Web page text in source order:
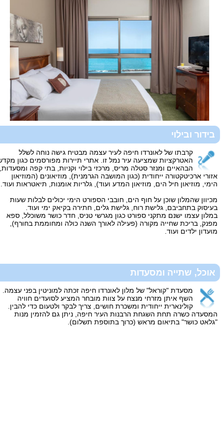
בידור ובילוי
קרבתו של לאונרדו חיפה לעיר עצמה מבטיח גישה נוחה לשלל
האטרקציות שמציעה עיר נמל זו. אתרי תיירות מפורסמים כגון מקדש
הבהאיים ומנזר סטלה מריס, מרכזי בילוי וקניות, בתי קפה ומסעדות,
אזורי ארכיטקטורה ייחודית (כגון המושבה הגרמנית), מוזיאונים (המוזיאון
הימי, מוזיאון חיל הים, מוזיאון המדע ועוד), גלריות אומנות, תיאטראות ועוד.
מכיוון שהמלון שוכן על חוף הים, חובבי הספורט הימי יכולים לבלות שעות
בעיסוק בתחביבם, גלישת רוח, גלישת גלים, חתירה בקיאק ימי ועוד.
במלון עצמו ישנם מתקני ספורט כגון מגרשי טניס, חדר כושר משוכלל, ספא
מפנק, בריכת שחייה מקורה (פעילה לאורך השנה כולה ומחוממת בחורף),
מועדון ילדים ועוד.
אוכל, שתייה ומסעדות
מסעדת "קוראל" של מלון לאונרדו חיפה זכתה למוניטין בפני עצמה.
השף איתן מזרחי מנצח על צוות מובחר המציע לסועדים חוויה
קולינארית ייחודית ומשכרת חושים, צריך לבקר ולטעום כדי להבין.
המסעדה כשרה תחת השגחת הרבנות העיר חיפה, ניתן גם להזמין מנות
"גלאט כושר" בתיאום מראש (כרוך בתוספת תשלום).